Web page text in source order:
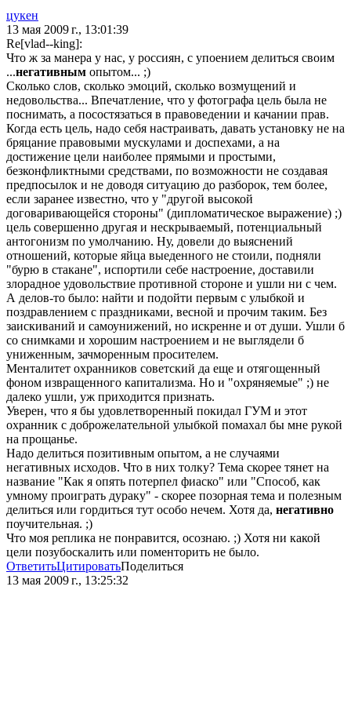
цукен
13 мая 2009 г., 13:01:39
Re[vlad--king]:
Что ж за манера у нас, у россиян, с упоением делиться своим
...негативным опытом... ;)
Сколько слов, сколько эмоций, сколько возмущений и
недовольства... Впечатление, что у фотографа цель была не
поснимать, а посостязаться в правоведении и качании прав.
Когда есть цель, надо себя настраивать, давать установку не на
бряцание правовыми мускулами и доспехами, а на
достижение цели наиболее прямыми и простыми,
безконфликтными средствами, по возможности не создавая
предпосылок и не доводя ситуацию до разборок, тем более,
если заранее известно, что у "другой высокой
договаривающейся стороны" (дипломатическое выражение) ;)
цель совершенно другая и нескрываемый, потенциальный
антогонизм по умолчанию. Ну, довели до выяснений
отношений, которые яйца выеденного не стоили, подняли
"бурю в стакане", испортили себе настроение, доставили
злорадное удовольствие противной стороне и ушли ни с чем.
А делов-то было: найти и подойти первым с улыбкой и
поздравлением с праздниками, весной и прочим таким. Без
заискиваний и самоунижений, но искренне и от души. Ушли б
со снимками и хорошим настроением и не выглядели б
униженным, зачморенным просителем.
Менталитет охранников советский да еще и отягощенный
фоном извращенного капитализма. Но и "охряняемые" ;) не
далеко ушли, уж приходится признать.
Уверен, что я бы удовлетворенный покидал ГУМ и этот
охранник с доброжелательной улыбкой помахал бы мне рукой
на прощанье.
Надо делиться позитивным опытом, а не случаями
негативных исходов. Что в них толку? Тема скорее тянет на
название "Как я опять потерпел фиаско" или "Способ, как
умному проиграть дураку" - скорее позорная тема и полезным
делиться или гордиться тут особо нечем. Хотя да, негативно
поучительная. ;)
Что моя реплика не понравится, осознаю. ;) Хотя ни какой
цели позубоскалить или поменторить не было.
ОтветитьЦитироватьПоделиться
13 мая 2009 г., 13:25:32